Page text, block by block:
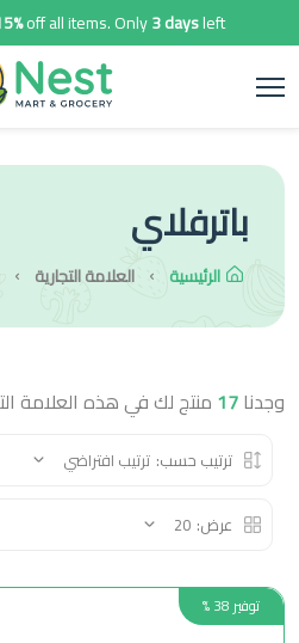
off all items. Only3 daysleft
باترفلاي
الرئيسية العلامة التجارية
وجدنا17 منتج لك في هذه العلامة
ترتيب حسب: ترتيب افتراضي
عرض: 20
توفير 38 %